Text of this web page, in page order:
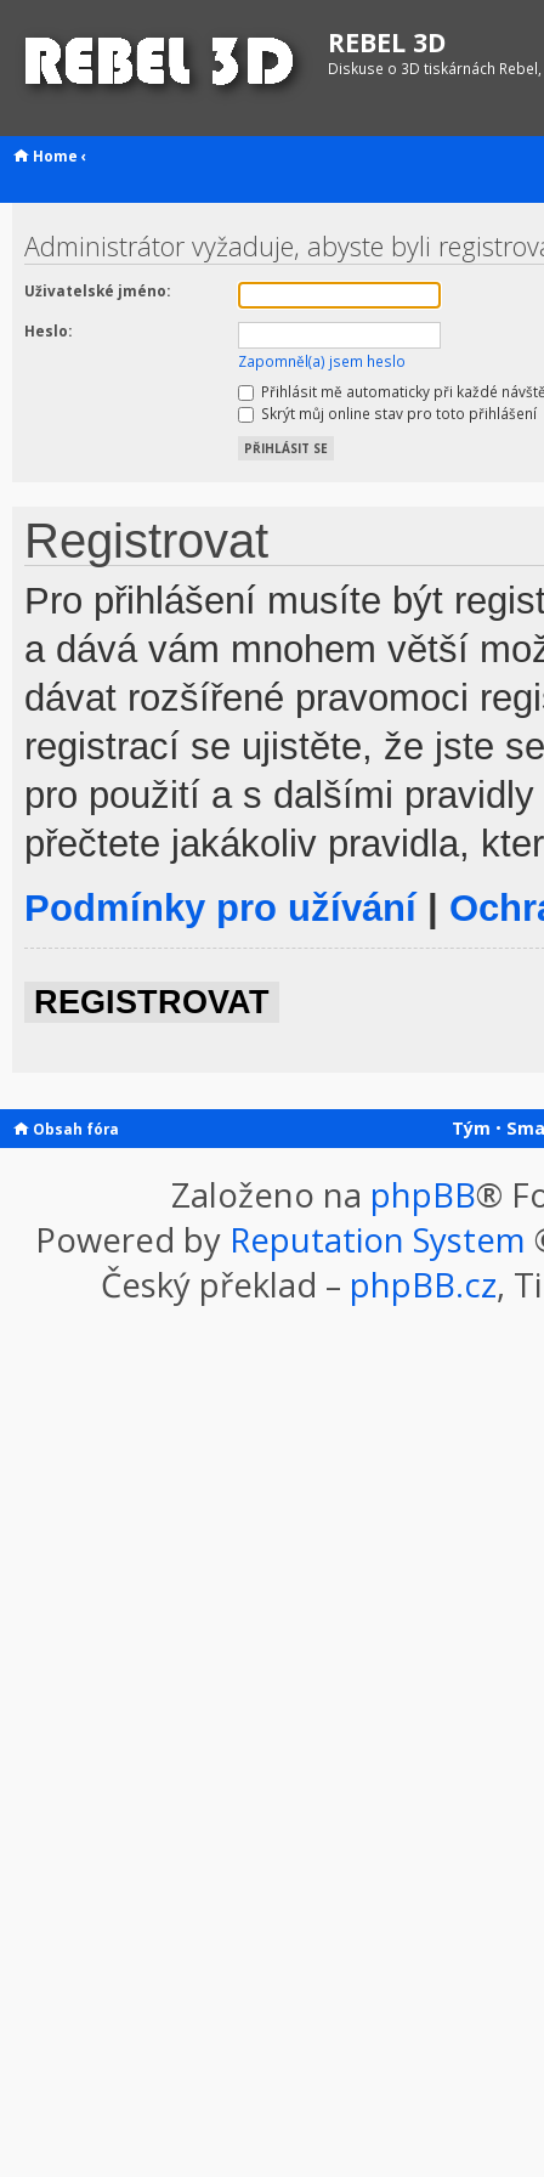
REBEL 3D
Diskuse o 3D tiskárnách
Home ‹
Administrátor vyžaduje, abyste byli
Uživatelské jméno:
Heslo:
Zapomněl(a) jsem heslo
Přihlásit mě automaticky při každé
Skrýt můj online stav pro toto přihlášení
Registrovat
Pro přihlášení musíte být
a dává vám mnohem větší
dávat rozšířené pravomoci
registrací se ujistěte, že jste
pro použití a s dalšími
přečtete jakákoliv pravidla,
Podmínky pro užívání|
REGISTROVAT
Obsah fóra Tým •
Založeno na phpBB®
Powered by Reputation System
Český překlad – phpBB.cz,